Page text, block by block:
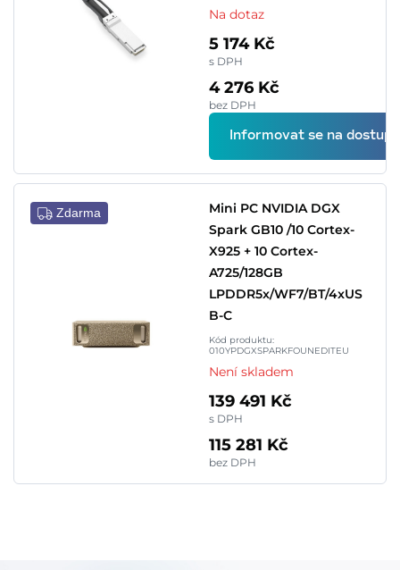
Na dotaz
5 174 Kč
s DPH
4 276 Kč
bez DPH
Informovat se na
Zdarma
Mini PC NVIDIA DGX
Spark GB10 /10 Cortex-
X925 + 10 Cortex-
A725/128GB
LPDDR5x/WF7/BT/4xUS
B-C
Kód produktu:
010YPDGXSPARKFOUNEDITEU
Není skladem
139 491 Kč
s DPH
115 281 Kč
bez DPH